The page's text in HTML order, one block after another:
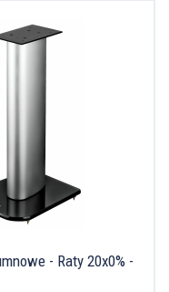
- Raty 20x0% -